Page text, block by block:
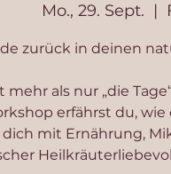
Mo., 29. Sept.
  |
zurück in deinen
mehr als nur „die
erfährst du,
mit Ernährung,